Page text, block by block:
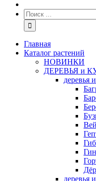
Главная
Каталог растений
НОВИНКИ
ДЕРЕВЬЯ и
деревья
деревья